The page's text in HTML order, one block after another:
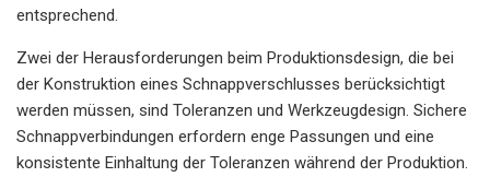
entsprechend.
Zwei der Herausforderungen beim Produktionsdesign, die bei
der Konstruktion eines Schnappverschlusses berücksichtigt
werden müssen, sind Toleranzen und Werkzeugdesign. Sichere
Schnappverbindungen erfordern enge Passungen und eine
konsistente Einhaltung der Toleranzen während der Produktion.